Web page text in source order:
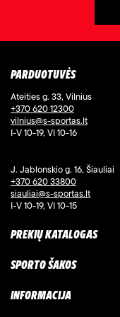
PARDUOTUVĖS
Ateities g. 33, Vilnius
+370 620 12300
vilnius@s-sportas.lt
I-V 10-19, VI 10-16
J. Jablonskio g. 16, Šiauliai
+370 620 33800
siauliai@s-sportas.lt
I-V 10-19, VI 10-15
PREKIŲ KATALOGAS
SPORTO ŠAKOS
INFORMACIJA